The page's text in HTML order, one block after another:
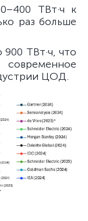
ТВт·ч к
раз больше
ТВт·ч, что
ЦОД.